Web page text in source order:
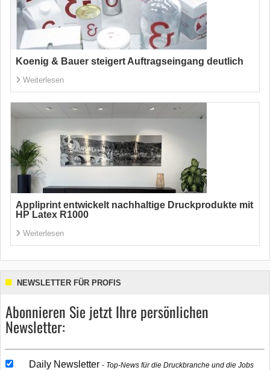
Koenig & Bauer steigert Auftragseingang deutlich
Weiterlesen
Appliprint entwickelt nachhaltige Druckprodukte mit
HP Latex R1000
Weiterlesen
NEWSLETTER FÜR PROFIS
Abonnieren Sie jetzt Ihre persönlichen
Newsletter:
Daily Newsletter
Top-News für die Druckbranche und die Jobs